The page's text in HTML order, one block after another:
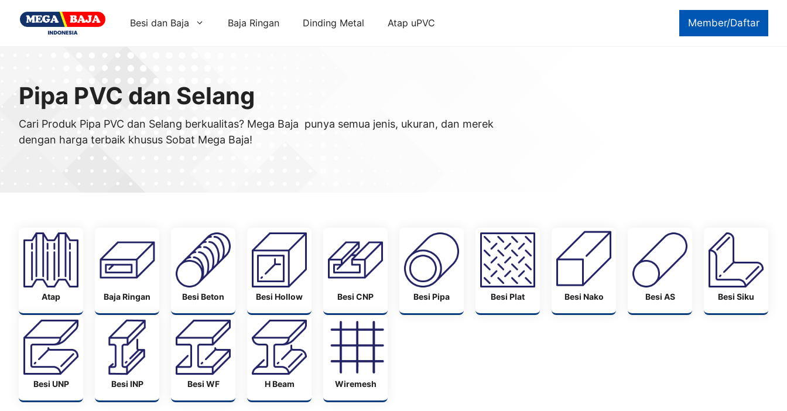
Member/Daftar
Besi dan Baja Baja Ringan Dinding Metal Atap uPVC
Pipa PVC dan Selang
Cari Produk Pipa PVC dan Selang berkualitas? Mega Baja punya semua jenis, ukuran, dan merek
dengan harga terbaik khusus Sobat Mega Baja!
Atap Baja Ringan Besi Beton Besi Hollow Besi CNP Besi Pipa Besi Plat Besi Nako Besi AS Besi Siku
Besi UNP Besi INP Besi WF H Beam Wiremesh